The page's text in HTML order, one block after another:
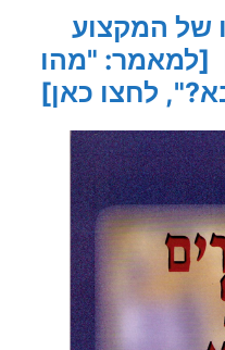
של המקצוע
[למאמר: "מהו
לחצו כאן]